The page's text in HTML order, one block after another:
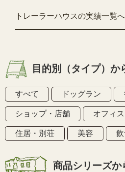
トレーラーハウスの実績一覧へ
目的別（タイプ）か
すべて ドッグラン
ショップ・店舗 オフィ
住居・別荘 美容
商品シリーズか